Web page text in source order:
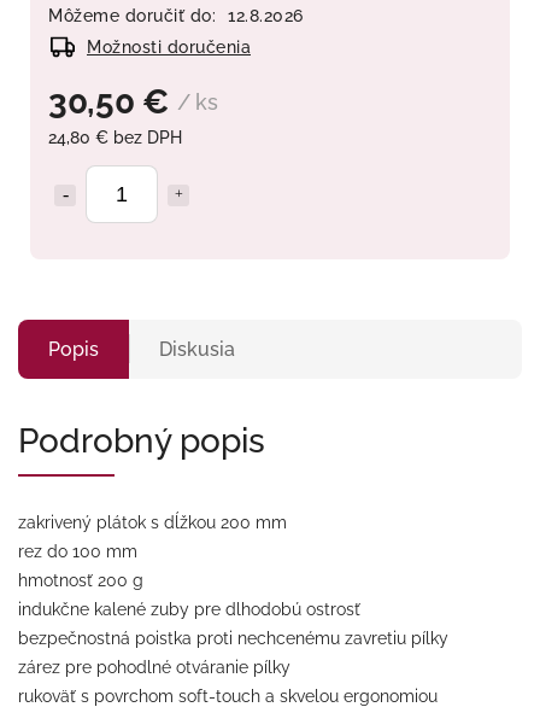
30,50 € / ks
24,80 € bez DPH
Môžeme doručiť do:
12.8.2026
Možnosti doručenia
Popis Diskusia
Podrobný popis
zakrivený plátok s dĺžkou 200 mm
rez do 100 mm
hmotnosť 200 g
indukčne kalené zuby pre dlhodobú ostrosť
bezpečnostná poistka proti nechcenému zavretiu pílky
zárez pre pohodlné otváranie pílky
rukoväť s povrchom soft-touch a skvelou ergonomiou